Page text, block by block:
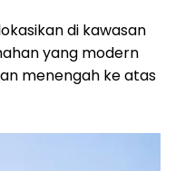
di kawasan
yang modern
menengah ke atas